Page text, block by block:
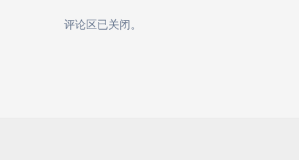
评论区已关闭。